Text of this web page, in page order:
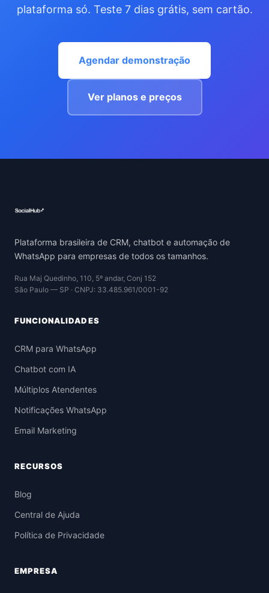
plataforma só. Teste 7 dias grátis, sem cartão.
Agendar demonstração
Ver planos e preços
Plataforma brasileira de CRM, chatbot e automação de
WhatsApp para empresas de todos os tamanhos.
Rua Maj Quedinho, 110, 5º andar, Conj 152
São Paulo — SP · CNPJ: 33.485.961/0001-92
FUNCIONALIDADES
CRM para WhatsApp
Chatbot com IA
Múltiplos Atendentes
Notificações WhatsApp
Email Marketing
RECURSOS
Blog
Central de Ajuda
Política de Privacidade
EMPRESA